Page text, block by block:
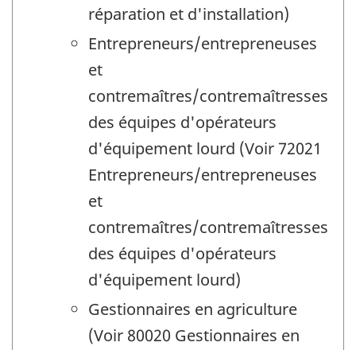
réparation et d'installation)
Entrepreneurs/entrepreneuses
et
contremaîtres/contremaîtresses
des équipes d'opérateurs
d'équipement lourd (Voir 72021
Entrepreneurs/entrepreneuses
et
contremaîtres/contremaîtresses
des équipes d'opérateurs
d'équipement lourd)
Gestionnaires en agriculture
(Voir 80020 Gestionnaires en